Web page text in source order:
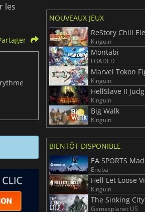
les
NOUVEAUX JEUX
ReStory Chill
Kinguin
Montabi
LOADED
Marvel Tokon
Kinguin
HellSlave II
Kinguin
Big Walk
Kinguin
BIENTÔT DISPONIBLE
EA SPORTS
Eneba
Hell Let Loose
Kinguin
The Sinking
Gamesplanet US